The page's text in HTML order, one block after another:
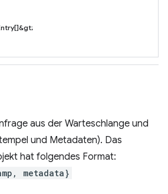
aus der Warteschlange und
und Metadaten). Das
hat folgendes Format:
metadata}